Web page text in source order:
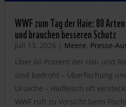
WWF zum Tag der Haie: 80
und brauchen besseren Schutz
Juli 13, 2026 | Meere, Presse-
Über 60 Prozent der Hai- und
sind bedroht – Überfischung
Ursache – Haifleisch oft
WWF ruft zu Vorsicht beim